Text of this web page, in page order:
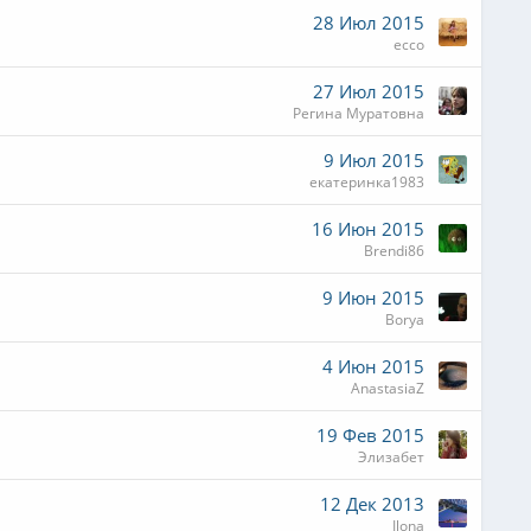
28 Июл 2015
ecco
27 Июл 2015
Регина Муратовна
9 Июл 2015
екатеринка1983
16 Июн 2015
Brendi86
9 Июн 2015
Borya
4 Июн 2015
AnastasiaZ
19 Фев 2015
Элизабет
12 Дек 2013
Ilona